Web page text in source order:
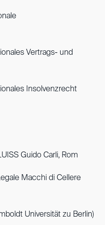
Vertrags- und
Insolvenzrecht
Guido Carli, Rom
Macchi di Cellere
Universität zu Berlin)